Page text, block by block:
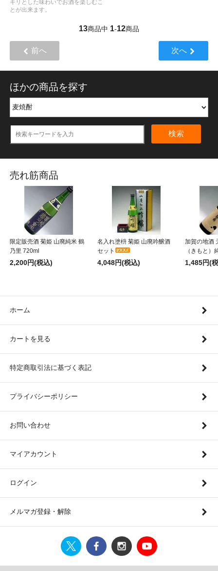
キリとした味わいでお酒を楽しむこ
とが出来ます。
13商品中 1-12商品
前へ 次へ
ほかの商品を探す
検索
売れ筋商品
限定販売酒 菊姫 山廃純米 鶴
乃里 720ml
2,200円(税込)
名入れ塗枡 菊姫 山廃吟醸酒
セット
4,048円(税込)
加賀の地酒
（きもと）
1,485円(
ホーム
カートを見る
特定商取引法に基づく表記
プライバシーポリシー
お問い合わせ
マイアカウント
ログイン
メルマガ登録・解除